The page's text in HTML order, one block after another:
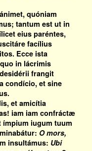
quóniam
tantum est ut in
eius paréntes,
facílius
Ecce ista
in lácrimis
frangit
condício, et sine
et amicítia
iam iam confráctæ
iugum tuum
O mors,
insultámus: Ubi